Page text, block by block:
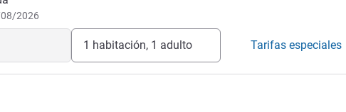
acceso por la autopista N252.
hotelera
2026
1 habitación, 1 adulto Tarifas especiales